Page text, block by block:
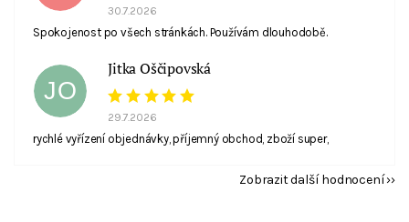
30.7.2026
Spokojenost po všech stránkách. Používám dlouhodobě.
JO
Jitka Oščipovská
29.7.2026
rychlé vyřízení objednávky, příjemný obchod, zboží super,
Zobrazit další hodnocení